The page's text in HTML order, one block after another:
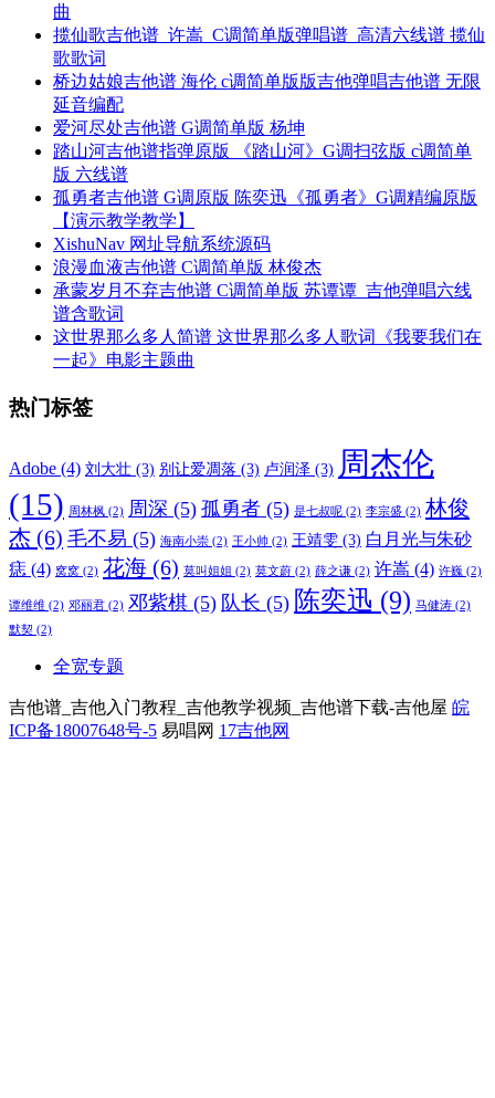
曲
揽仙歌吉他谱_许嵩_C调简单版弹唱谱_高清六线谱 揽仙
歌歌词
桥边姑娘吉他谱 海伦 c调简单版版吉他弹唱吉他谱 无限
延音编配
爱河尽处吉他谱 G调简单版 杨坤
踏山河吉他谱指弹原版 《踏山河》G调扫弦版 c调简单
版 六线谱
孤勇者吉他谱 G调原版 陈奕迅《孤勇者》G调精编原版
【演示教学教学】
XishuNav 网址导航系统源码
浪漫血液吉他谱 C调简单版 林俊杰
承蒙岁月不弃吉他谱 C调简单版 苏谭谭_吉他弹唱六线
谱含歌词
这世界那么多人简谱 这世界那么多人歌词《我要我们在
一起》电影主题曲
热门标签
Adobe (4) 刘大壮 (3) 别让爱凋落 (3) 卢润泽 (3) 周杰伦
(15) 周林枫 (2) 周深 (5) 孤勇者 (5) 是七叔呢 (2) 李宗盛 (2) 林俊
杰 (6) 毛不易 (5) 海南小崇 (2) 王小帅 (2) 王靖雯 (3) 白月光与朱砂
痣 (4) 窝窝 (2) 花海 (6) 莫叫姐姐 (2) 莫文蔚 (2) 薛之谦 (2) 许嵩 (4) 许巍 (2)
谭维维 (2) 邓丽君 (2) 邓紫棋 (5) 队长 (5) 陈奕迅 (9) 马健涛 (2)
默契 (2)
全宽专题
吉他谱_吉他入门教程_吉他教学视频_吉他谱下载-吉他屋 皖
ICP备18007648号-5 易唱网 17吉他网